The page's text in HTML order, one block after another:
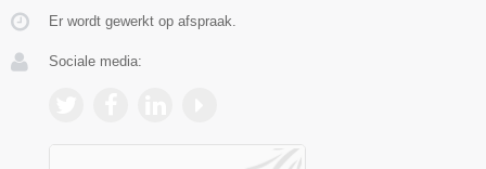
Er wordt gewerkt op afspraak.
Sociale media: